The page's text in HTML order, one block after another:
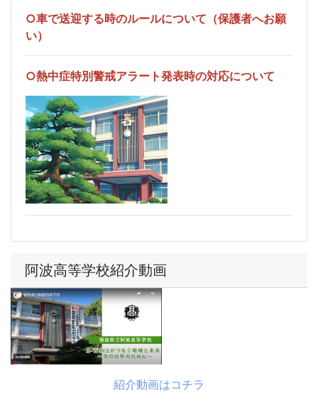
○車で送迎する時のルールについて（保護者へお願
い）
○熱中症特別警戒アラート発表時の対応について
阿波高等学校紹介動画
紹介動画はコチラ